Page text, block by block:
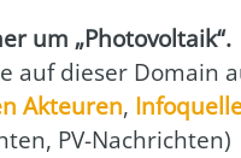
um „Pho­to­vol­ta­ik“.
auf die­ser Domain
Akteu­ren,
PV-Nach­rich­ten)